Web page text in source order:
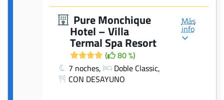
Pure Monchique
Hotel – Villa
Termal Spa Resort
(
80 %)
7 noches,
Doble Classic,
CON DESAYUNO
Más
info